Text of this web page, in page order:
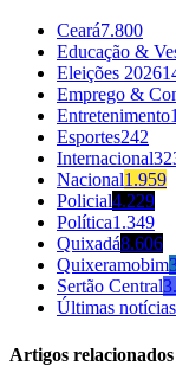
Ceará7.800
Educação &
Eleições 2026
Emprego &
Entretenimento
Esportes242
Internacional
Nacional1.959
Policial4.229
Política1.349
Quixadá8.606
Quixeramobim
Sertão Central
Últimas notícias
Artigos relacionados